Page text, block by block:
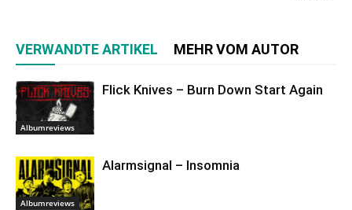
VERWANDTE ARTIKEL MEHR VOM AUTOR
Albumreviews
Flick Knives – Burn Down Start Again
Albumreviews
Alarmsignal – Insomnia